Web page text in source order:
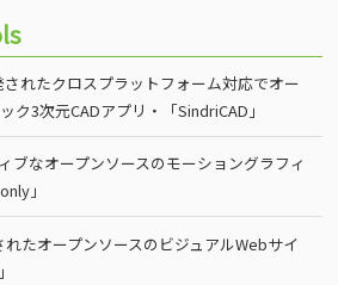
れたクロスプラットフォーム対応でオー
ク3次元CADアプリ・「SindriCAD」
ブなオープンソースのモーショングラフィ
」
たオープンソースのビジュアルWebサイ